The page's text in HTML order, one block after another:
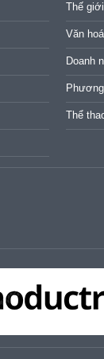
Thế giới
Văn hoá
Doanh
Thể